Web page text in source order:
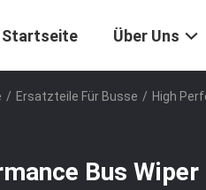
Startseite Über Uns
/ Ersatzteile Für Busse / High
Bus